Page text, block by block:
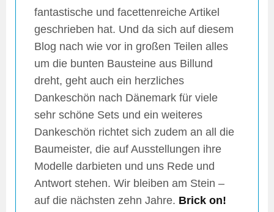
fantastische und facettenreiche Artikel
geschrieben hat. Und da sich auf diesem
Blog nach wie vor in großen Teilen alles
um die bunten Bausteine aus Billund
dreht, geht auch ein herzliches
Dankeschön nach Dänemark für viele
sehr schöne Sets und ein weiteres
Dankeschön richtet sich zudem an all die
Baumeister, die auf Ausstellungen ihre
Modelle darbieten und uns Rede und
Antwort stehen. Wir bleiben am Stein –
auf die nächsten zehn Jahre. Brick on!